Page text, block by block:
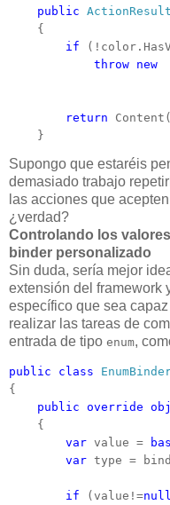
public ActionResult
{
if
throw new
return Content(
}
Supongo que estaréis
demasiado trabajo
las acciones que
¿verdad?
Controlando los
binder personalizado
Sin duda, sería mejor
extensión del framework
específico que sea
realizar las tareas de
entrada de tipo enum,
public class
{
public override
{
var value =
var type =
if (value!=null